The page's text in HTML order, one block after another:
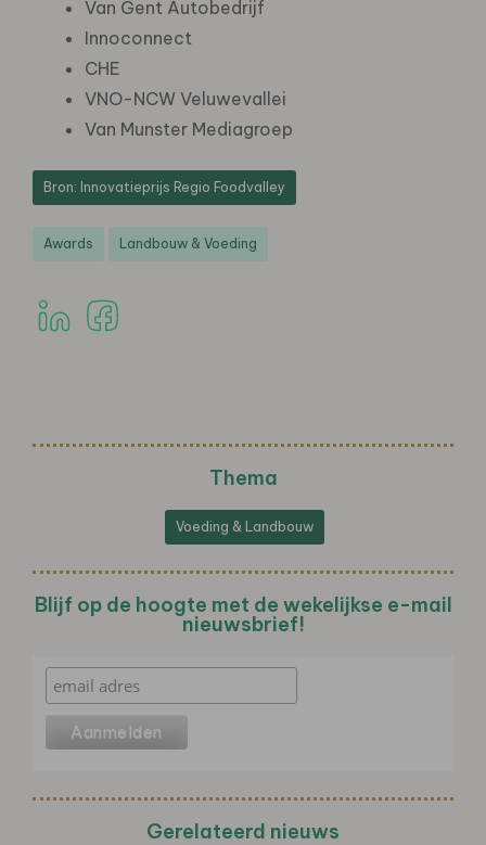
Van Gent Autobedrijf
Innoconnect
CHE
VNO-NCW Veluwevallei
Van Munster Mediagroep
Bron: Innovatieprijs Regio Foodvalley
Awards Landbouw & Voeding
Thema
Voeding & Landbouw
Blijf op de hoogte met de wekelijkse e-mail
nieuwsbrief!
Gerelateerd nieuws